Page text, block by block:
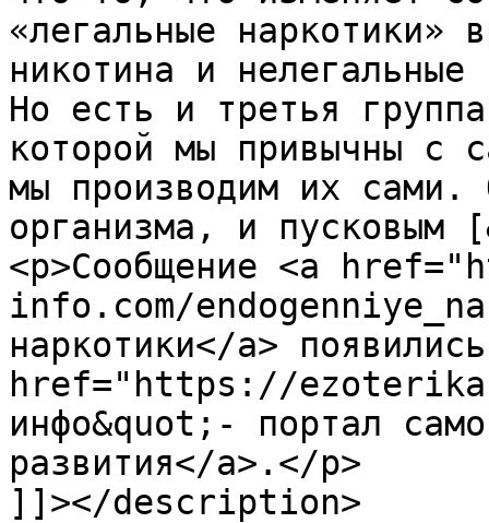
«легальные наркотики»
никотина и
Но есть и третья
которой мы привычны с
мы производим их сами.
организма, и пусковым
<p>Сообщение <a
info.com/
наркотики</a>
href="https://ezoterika-
инфо&quot;- портал
развития</a>.</p>
]]></description>